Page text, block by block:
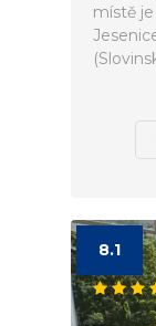
místě
8.1